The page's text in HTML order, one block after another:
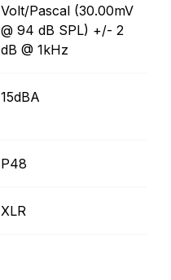
Volt/Pascal (30.00mV
@ 94 dB SPL) +/- 2
dB @ 1kHz
15dBA
P48
XLR